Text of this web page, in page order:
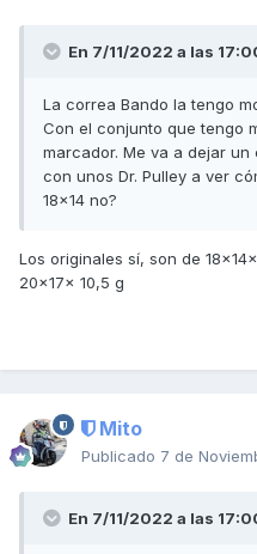
En 7/11/2022 a las
La correa Bando la tengo
Con el conjunto que tengo
marcador. Me va a dejar
con unos Dr. Pulley a ver
18x14 no?
Los originales sí, son de
20x17x 10,5 g
Mito
Publicado 7 de
En 7/11/2022 a las